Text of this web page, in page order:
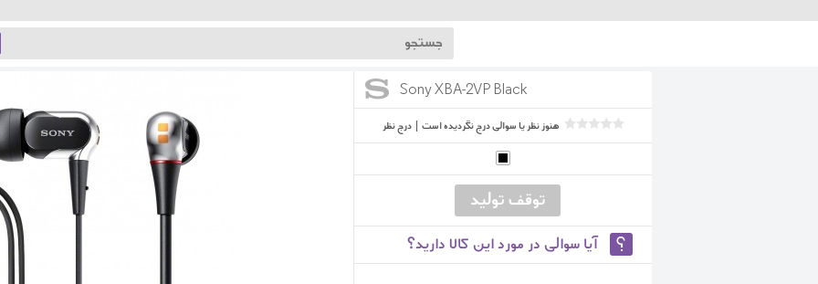
Sony XBA-2VP Black
هنوز نظر یا سوالی درج نگردیده است |درج نظر
آیا سوالی در مورد این کالا دارید؟